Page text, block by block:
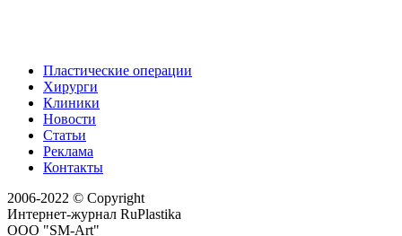
Пластические операции
Хирурги
Клиники
Новости
Статьи
Реклама
Контакты
2006-2022 © Copyright
Интернет-журнал RuPlastika
ООО "SM-Art"